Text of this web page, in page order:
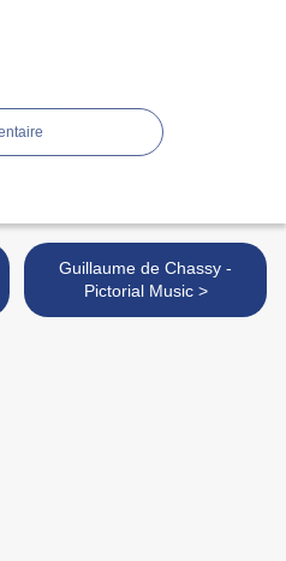
Guillaume de Chassy -
Pictorial Music >